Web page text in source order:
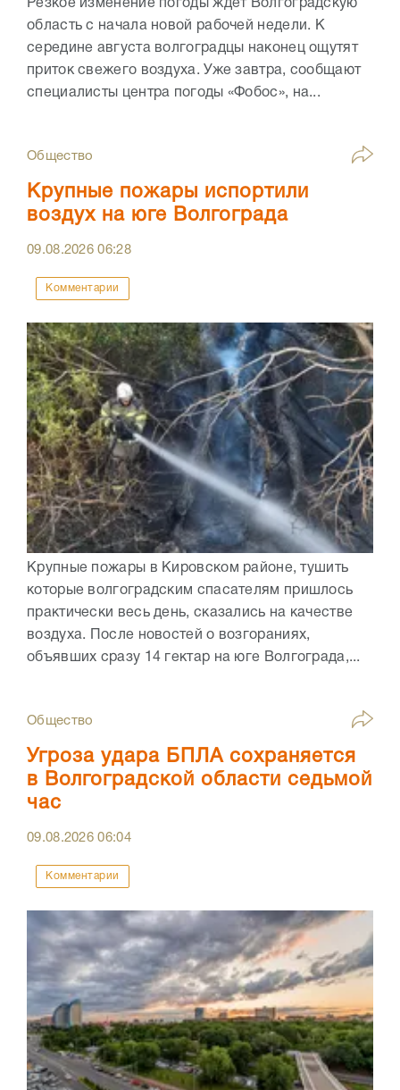
Резкое изменение погоды ждет Волгоградскую
область с начала новой рабочей недели. К
середине августа волгоградцы наконец ощутят
приток свежего воздуха. Уже завтра, сообщают
специалисты центра погоды «Фобос», на...
Общество
Крупные пожары испортили
воздух на юге Волгограда
09.08.202606:28
Комментарии
Крупные пожары в Кировском районе, тушить
которые волгоградским спасателям пришлось
практически весь день, сказались на качестве
воздуха. После новостей о возгораниях,
объявших сразу 14 гектар на юге Волгограда,...
Общество
Угроза удара БПЛА сохраняется
в Волгоградской области седьмой
час
09.08.202606:04
Комментарии